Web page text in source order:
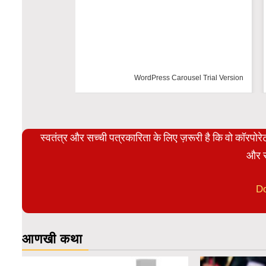
WordPress Carousel Trial
स्वतंत्र और सच्ची पत्रकारिता के लिए ज़रूरी है कि वो
और
आणखी कथा